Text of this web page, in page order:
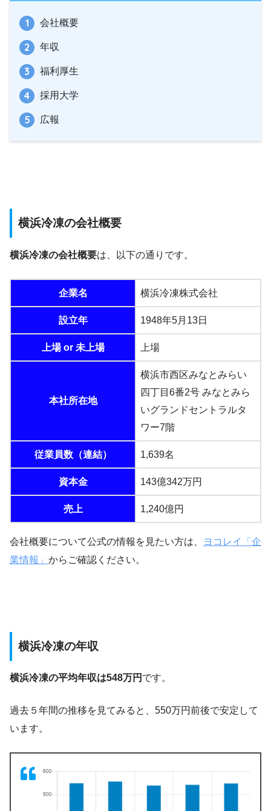
会社概要
年収
福利厚生
採用大学
広報
横浜冷凍の会社概要
横浜冷凍の会社概要は、以下の通りです。
企業名 横浜冷凍株式会社
設立年 1948年5月13日
上場 or 未上場 上場
本社所在地
横浜市西区みなとみらい
四丁目6番2号 みなとみら
いグランドセントラルタ
ワー7階
従業員数（連結） 1,639名
資本金 143億342万円
売上 1,240億円
会社概要について公式の情報を見たい方は、
ヨコレイ「企
業情報」 からご確認ください。
横浜冷凍の年収
横浜冷凍の平均年収は548万円 です。
過去５年間の推移を見てみると、550万円前後で安定して
います。